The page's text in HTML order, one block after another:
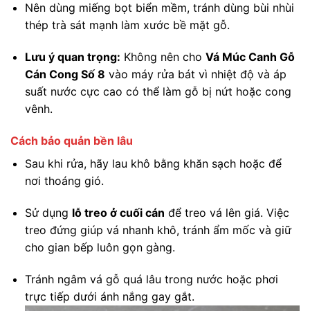
Nên dùng miếng bọt biển mềm, tránh dùng bùi nhùi
thép trà sát mạnh làm xước bề mặt gỗ.
Lưu ý quan trọng: Không nên cho Vá Múc Canh Gỗ
Cán Cong Số 8 vào máy rửa bát vì nhiệt độ và áp
suất nước cực cao có thể làm gỗ bị nứt hoặc cong
vênh.
Cách bảo quản bền lâu
Sau khi rửa, hãy lau khô bằng khăn sạch hoặc để
nơi thoáng gió.
Sử dụng lỗ treo ở cuối cán để treo vá lên giá. Việc
treo đứng giúp vá nhanh khô, tránh ẩm mốc và giữ
cho gian bếp luôn gọn gàng.
Tránh ngâm vá gỗ quá lâu trong nước hoặc phơi
trực tiếp dưới ánh nắng gay gắt.